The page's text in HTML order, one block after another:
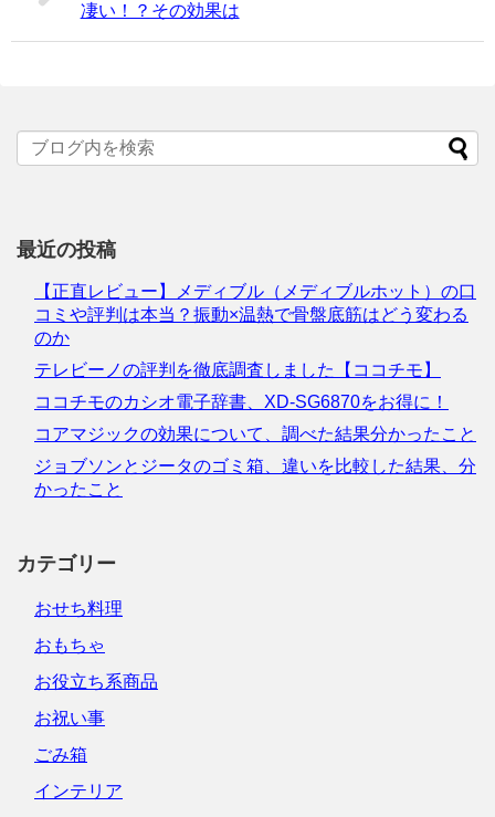
凄い！？その効果は
最近の投稿
【正直レビュー】メディブル（メディブルホット）の口
コミや評判は本当？振動×温熱で骨盤底筋はどう変わる
のか
テレビーノの評判を徹底調査しました【ココチモ】
ココチモのカシオ電子辞書、XD-SG6870をお得に！
コアマジックの効果について、調べた結果分かったこと
ジョブソンとジータのゴミ箱、違いを比較した結果、分
かったこと
カテゴリー
おせち料理
おもちゃ
お役立ち系商品
お祝い事
ごみ箱
インテリア